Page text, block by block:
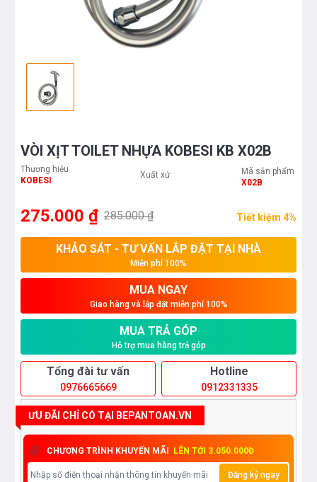
VÒI XỊT TOILET NHỰA KOBESI KB X02B
Thương hiệu
KOBESI
Xuất xứ
Mã sản phẩm
X02B
275.000 ₫ 285.000 ₫ Tiết kiệm 4%
KHẢO SÁT - TƯ VẤN LẮP ĐẶT TẠI NHÀ
Miễn phí 100%
MUA NGAY
Giao hàng và lắp đặt miễn phí 100%
MUA TRẢ GÓP
Hỗ trợ mua hàng trả góp
Tổng đài tư vấn
0976665669
Hotline
0912331335
ƯU ĐÃI CHỈ CÓ TẠI BEPANTOAN.VN
CHƯƠNG TRÌNH KHUYẾN MÃI LÊN TỚI 3.050.000Đ
Đăng ký ngay